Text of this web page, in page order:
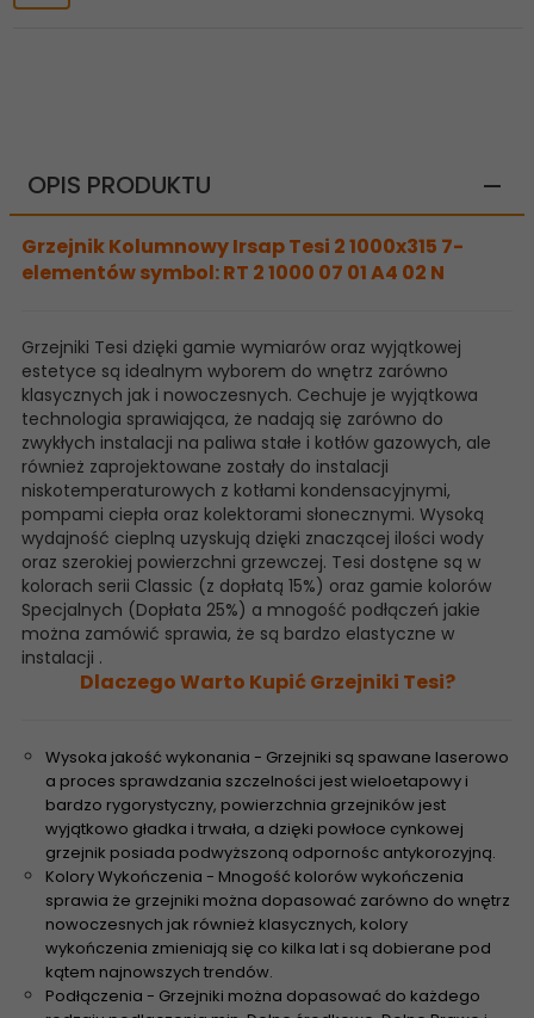
OPIS PRODUKTU
Grzejnik Kolumnowy Irsap Tesi 2 1000x315 7-
elementów symbol: RT 2 1000 07 01 A4 02 N
Grzejniki Tesi dzięki gamie wymiarów oraz wyjątkowej
estetyce są idealnym wyborem do wnętrz zarówno
klasycznych jak i nowoczesnych. Cechuje je wyjątkowa
technologia sprawiająca, że nadają się zarówno do
zwykłych instalacji na paliwa stałe i kotłów gazowych, ale
również zaprojektowane zostały do instalacji
niskotemperaturowych z kotłami kondensacyjnymi,
pompami ciepła oraz kolektorami słonecznymi. Wysoką
wydajność cieplną uzyskują dzięki znaczącej ilości wody
oraz szerokiej powierzchni grzewczej. Tesi dostęne są w
kolorach serii Classic (z dopłatą 15%) oraz gamie kolorów
Specjalnych (Dopłata 25%) a mnogość podłączeń jakie
można zamówić sprawia, że są bardzo elastyczne w
instalacji .
Dlaczego Warto Kupić Grzejniki Tesi?
Wysoka jakość wykonania - Grzejniki są spawane laserowo
a proces sprawdzania szczelności jest wieloetapowy i
bardzo rygorystyczny, powierzchnia grzejników jest
wyjątkowo gładka i trwała, a dzięki powłoce cynkowej
grzejnik posiada podwyższoną odpornośc antykorozyjną.
Kolory Wykończenia - Mnogość kolorów wykończenia
sprawia że grzejniki można dopasować zarówno do wnętrz
nowoczesnych jak również klasycznych, kolory
wykończenia zmieniają się co kilka lat i są dobierane pod
kątem najnowszych trendów.
Podłączenia - Grzejniki można dopasować do każdego